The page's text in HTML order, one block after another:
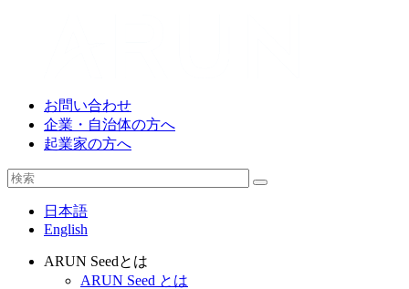
お問い合わせ
企業・自治体の方へ
起業家の方へ
日本語
English
ARUN Seedとは
ARUN Seed とは